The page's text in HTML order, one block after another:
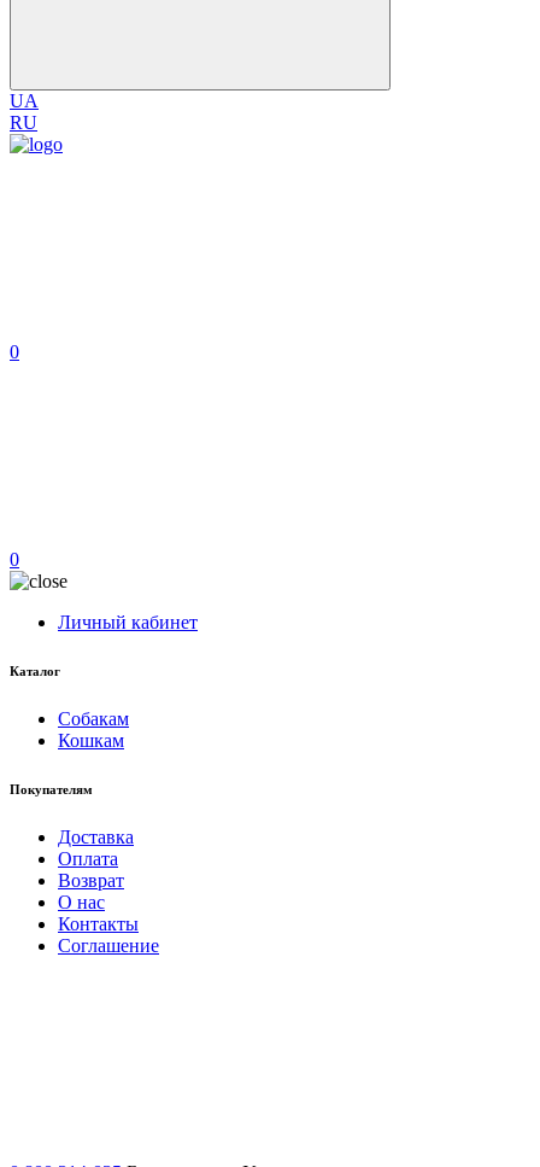
UA
RU
0
0
Личный кабинет
Каталог
Собакам
Кошкам
Покупателям
Доставка
Оплата
Возврат
О нас
Контакты
Соглашение